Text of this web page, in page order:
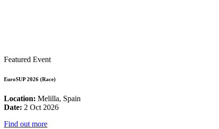
Featured Event
EuroSUP 2026 (Race)
Location: Melilla, Spain
Date: 2 Oct 2026
Find out more